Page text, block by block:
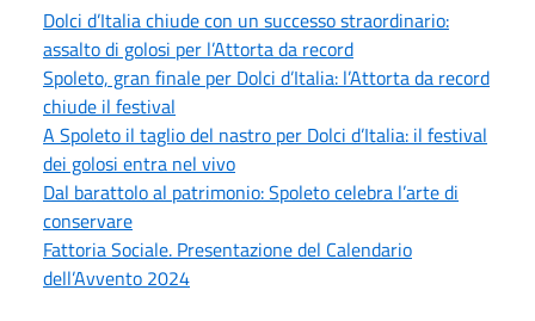
Dolci d’Italia chiude con un successo straordinario:
assalto di golosi per l’Attorta da record
Spoleto, gran finale per Dolci d’Italia: l’Attorta da record
chiude il festival
A Spoleto il taglio del nastro per Dolci d’Italia: il festival
dei golosi entra nel vivo
Dal barattolo al patrimonio: Spoleto celebra l’arte di
conservare
Fattoria Sociale. Presentazione del Calendario
dell’Avvento 2024